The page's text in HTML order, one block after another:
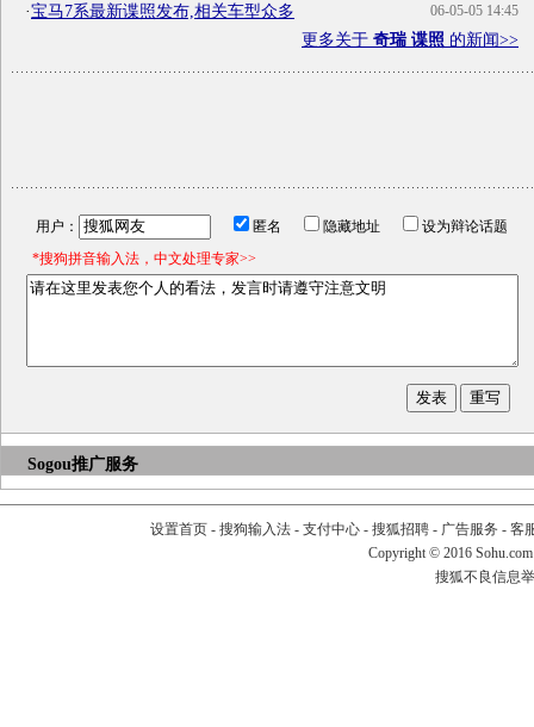
06-05-05 14:45
·宝马7系最新谍照发布,相关车型众多
更多关于 奇瑞 谍照 的新闻>>
用户： 匿名 隐藏地址
设为辩论话题
*搜狗拼音输入法，中文处理专家>>
Sogou推广服务
设置首页- 搜狗输入法- 支付中心- 搜狐招聘- 广告服务 - 客
Copyright © 2016
搜狐不良信息